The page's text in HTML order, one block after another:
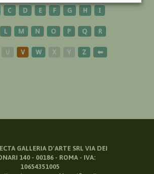
C D E F G H I
L M N O P Q R
U V W X Y Z ⬅
GALLERIA D'ARTE SRL VIA DEI
140 - 00186 - ROMA - IVA:
10654351005